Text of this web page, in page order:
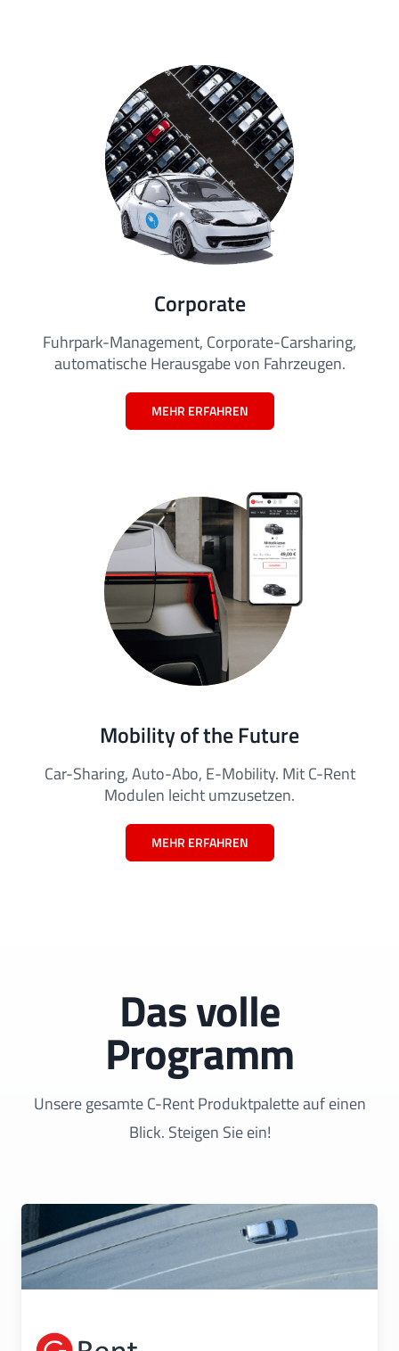
Corporate
Fuhrpark-Management, Corporate-Carsharing,
automatische Herausgabe von Fahrzeugen.
MEHR ERFAHREN
Mobility of the Future
Car-Sharing, Auto-Abo, E-Mobility. Mit C-Rent
Modulen leicht umzusetzen.
MEHR ERFAHREN
Das volle
Programm
Unsere gesamte C-Rent Produktpalette auf einen
Blick. Steigen Sie ein!